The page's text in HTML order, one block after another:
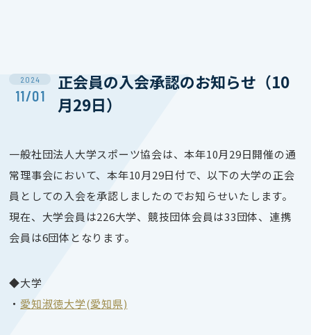
2024
11/01
正会員の入会承認のお知らせ（10
月29日）
一般社団法人大学スポーツ協会は、本年10月29日開催の通
常理事会において、本年10月29日付で、以下の大学の正会
員としての入会を承認しましたのでお知らせいたします。
現在、大学会員は226大学、競技団体会員は33団体、連携
会員は6団体となります。
◆大学
・ 愛知淑徳大学(愛知県)